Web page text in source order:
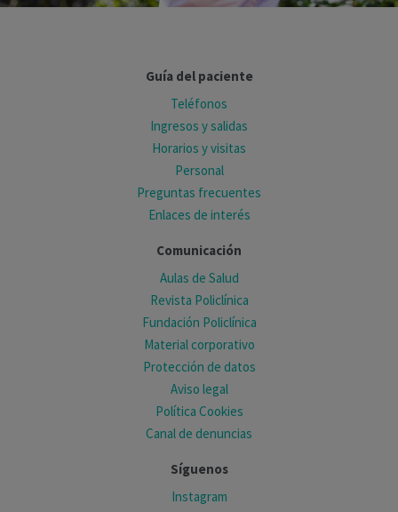
Guía del paciente
Teléfonos
Ingresos y salidas
Horarios y visitas
Personal
Preguntas frecuentes
Enlaces de interés
Comunicación
Aulas de Salud
Revista Policlínica
Fundación Policlínica
Material corporativo
Protección de datos
Aviso legal
Política Cookies
Canal de denuncias
Síguenos
Instagram